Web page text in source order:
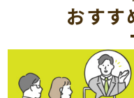
おすす